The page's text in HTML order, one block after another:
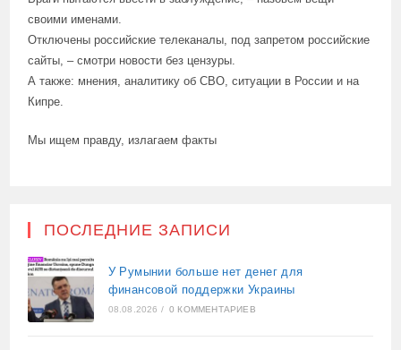
своими именами.
Отключены российские телеканалы, под запретом российские
сайты, – смотри новости без цензуры.
А также: мнения, аналитику об СВО, ситуации в России и на
Кипре.
Мы ищем правду, излагаем факты
ПОСЛЕДНИЕ ЗАПИСИ
У Румынии больше нет денег для
финансовой поддержки Украины
08.08.2026 / 0 КОММЕНТАРИЕВ